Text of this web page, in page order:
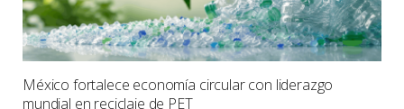
México fortalece economía circular con liderazgo
mundial en reciclaje de PET